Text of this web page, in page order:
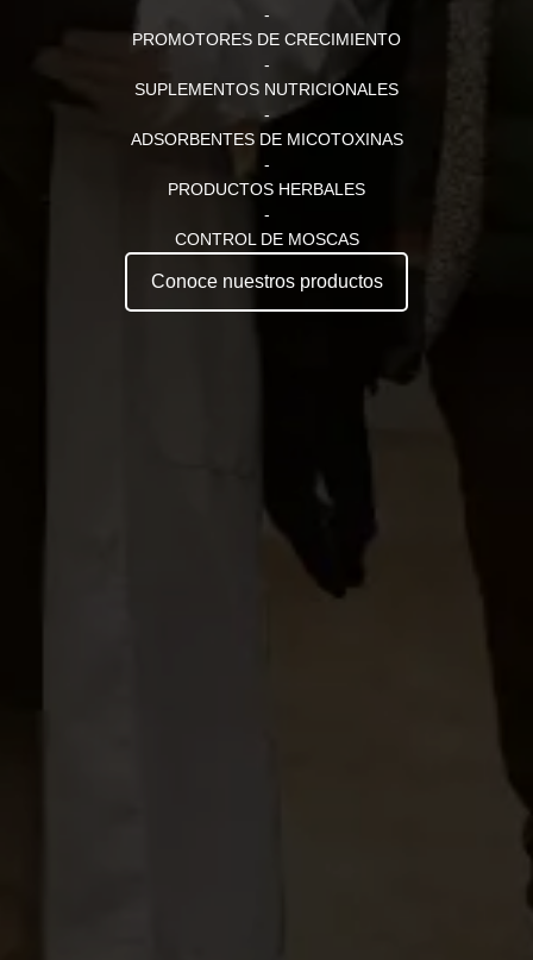
-
PROMOTORES DE CRECIMIENTO
-
SUPLEMENTOS NUTRICIONALES
-
ADSORBENTES DE MICOTOXINAS
-
PRODUCTOS HERBALES
-
CONTROL DE MOSCAS
Conoce nuestros productos